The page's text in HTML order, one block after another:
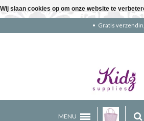
Gratis verzending boven
MENU
Wij slaan cookies op om onze website te